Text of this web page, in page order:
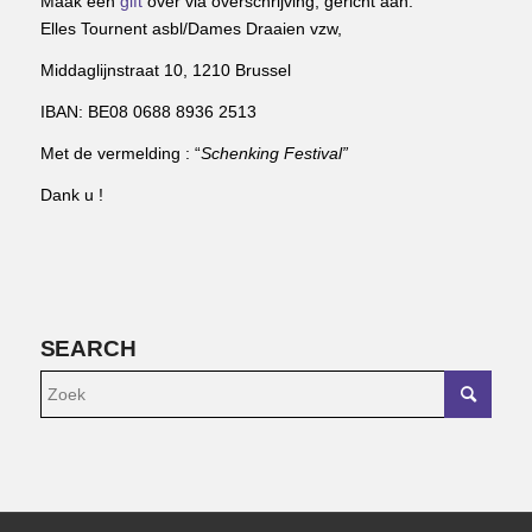
Elles Tournent asbl/Dames Draaien vzw,
Middaglijnstraat 10, 1210 Brussel
IBAN: BE08 0688 8936 2513
Met de vermelding : “Schenking Festival”
Dank u !
SEARCH